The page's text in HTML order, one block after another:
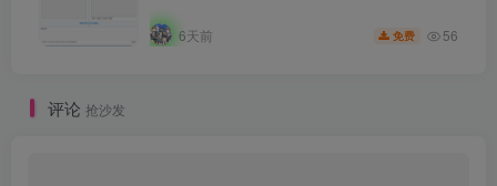
6天前 免费 56
评论 抢沙发